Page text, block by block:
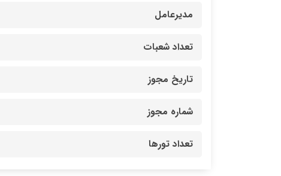
مدیرعامل
تعداد شعبات
تاریخ مجوز
شماره مجوز
تعداد تورها